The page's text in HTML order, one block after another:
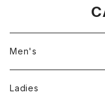
Men's
Jackson Matisse
Ladies